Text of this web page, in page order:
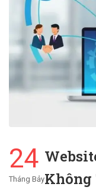
24
Tháng BảyKhông